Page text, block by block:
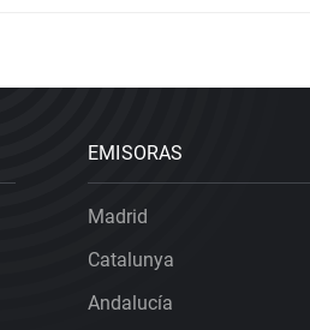
EMISORAS
Madrid
Catalunya
Andalucía